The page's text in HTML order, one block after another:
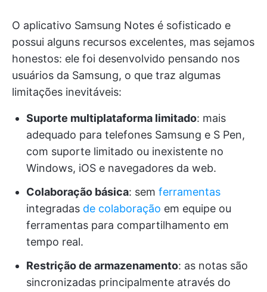
O aplicativo Samsung Notes é sofisticado e
possui alguns recursos excelentes, mas sejamos
honestos: ele foi desenvolvido pensando nos
usuários da Samsung, o que traz algumas
limitações inevitáveis:
Suporte multiplataforma limitado: mais
adequado para telefones Samsung e S Pen,
com suporte limitado ou inexistente no
Windows, iOS e navegadores da web.
Colaboração básica: sem ferramentas
integradas de colaboração em equipe ou
ferramentas para compartilhamento em
tempo real.
Restrição de armazenamento: as notas são
sincronizadas principalmente através do